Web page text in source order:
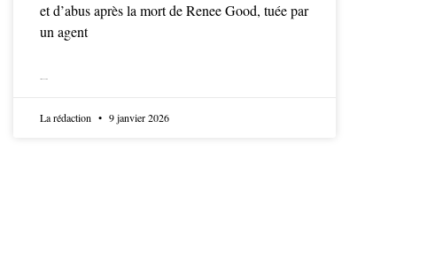
et d’abus après la mort de Renee Good, tuée par
un agent
La rédaction 9 janvier 2026